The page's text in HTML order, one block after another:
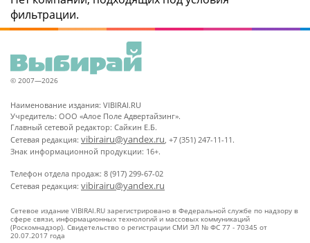
фильтрации.
© 2007—2026
Наименование издания: VIBIRAI.RU
Учредитель: ООО «Алое Поле Адвертайзинг».
Главный сетевой редактор: Сайкин Е.Б.
Сетевая редакция: vibirairu@yandex.ru, +7 (351) 247-11-11.
Знак информационной продукции: 16+.
Телефон отдела продаж: 8 (917) 299-67-02
Сетевая редакция: vibirairu@yandex.ru
Сетевое издание VIBIRAI.RU зарегистрировано в Федеральной службе по надзору в
сфере связи, информационных технологий и массовых коммуникаций
(Роскомнадзор). Свидетельство о регистрации СМИ ЭЛ № ФС 77 - 70345 от
20.07.2017 года